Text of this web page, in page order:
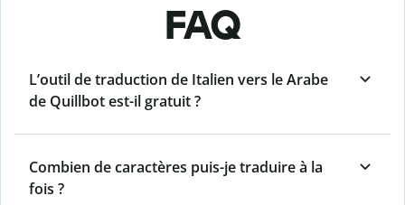
FAQ
L’outil de traduction de Italien vers le Arabe
de Quillbot est-il gratuit ?
Combien de caractères puis-je traduire à la
fois ?